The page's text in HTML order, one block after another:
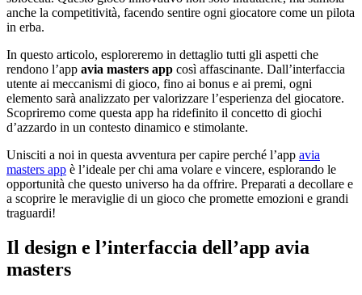
anche la competitività, facendo sentire ogni giocatore come un pilota
in erba.
In questo articolo, esploreremo in dettaglio tutti gli aspetti che
rendono l’app avia masters app così affascinante. Dall’interfaccia
utente ai meccanismi di gioco, fino ai bonus e ai premi, ogni
elemento sarà analizzato per valorizzare l’esperienza del giocatore.
Scopriremo come questa app ha ridefinito il concetto di giochi
d’azzardo in un contesto dinamico e stimolante.
Unisciti a noi in questa avventura per capire perché l’app avia
masters app è l’ideale per chi ama volare e vincere, esplorando le
opportunità che questo universo ha da offrire. Preparati a decollare e
a scoprire le meraviglie di un gioco che promette emozioni e grandi
traguardi!
Il design e l’interfaccia dell’app avia
masters